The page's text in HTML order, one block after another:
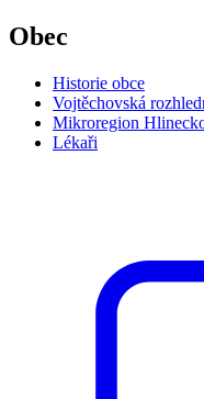
Obec
Historie obce
Vojtěchovská
Mikroregion
Lékaři